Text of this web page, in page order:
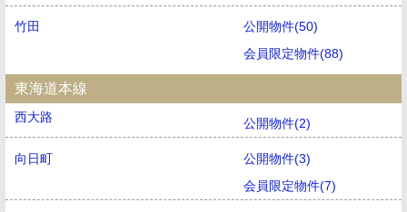
竹田
公開物件(50)
会員限定物件(88)
東海道本線
西大路 公開物件(2)
向日町
公開物件(3)
会員限定物件(7)